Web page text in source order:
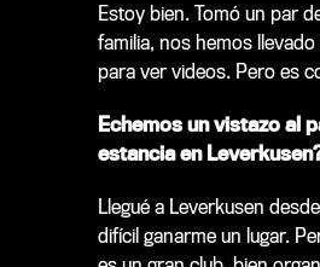
Estoy bien. Tomó un par
familia, nos hemos
para ver videos. Pero es
Echemos un vistazo al
estancia en
Llegué a Leverkusen
difícil ganarme un lugar.